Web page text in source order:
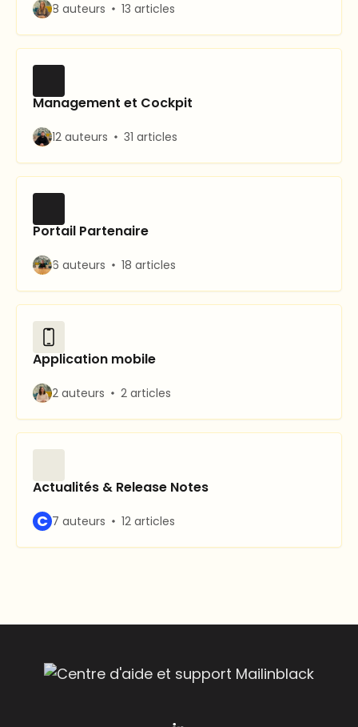
8 auteurs 13 articles
Management et Cockpit
12 auteurs 31 articles
Portail Partenaire
6 auteurs 18 articles
Application mobile
2 auteurs 2 articles
Actualités & Release Notes
C 7 auteurs 12 articles